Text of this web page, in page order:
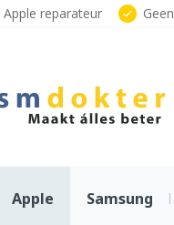
Apple reparateur Geen
Apple Samsung